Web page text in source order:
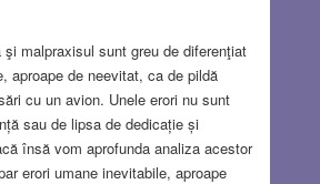
şi malpraxisul sunt greu de diferenţiat
aproape de neevitat, ca de pildă
cu un avion. Unele erori nu sunt
sau de lipsa de dedicație și
însă vom aprofunda analiza acestor
erori umane inevitabile, aproape